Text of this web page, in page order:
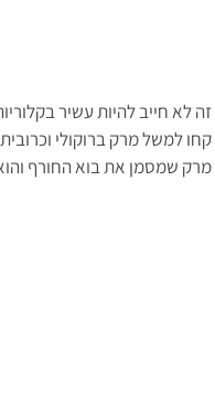
זה לא חייב להיות עשיר
קחו למשל מרק ברוקולי וכרובית
מרק שמסמן את בוא החורף